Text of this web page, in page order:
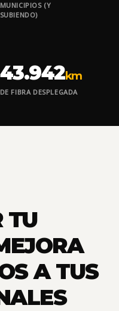
MUNICIPIOS (Y
SUBIENDO)
43.942km
DE FIBRA DESPLEGADA
TU
A TUS